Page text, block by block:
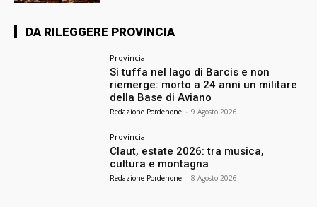
DA RILEGGERE PROVINCIA
Provincia
Si tuffa nel lago di Barcis e non
riemerge: morto a 24 anni un militare
della Base di Aviano
Redazione Pordenone - 9 Agosto 2026
Provincia
Claut, estate 2026: tra musica,
cultura e montagna
Redazione Pordenone - 8 Agosto 2026